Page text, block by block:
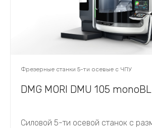
Фрезерные станки 5-ти осевые с ЧПУ
DMG MORI DMU 105
Силовой 5-ти осевой станок с